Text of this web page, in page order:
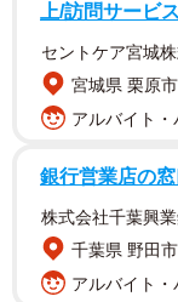
組『グッド！ モ
スターとして出
公式Instagram（
上/訪問サービス
セントケア宮城
宮城県 栗原市
アルバイト
銀行営業店の
株式会社千葉興
千葉県 野田市
アルバイト